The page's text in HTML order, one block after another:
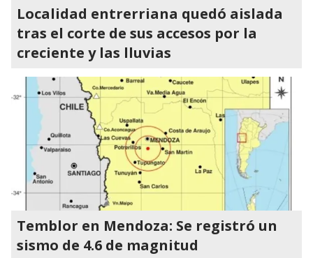
Localidad entrerriana quedó aislada
tras el corte de sus accesos por la
creciente y las lluvias
Temblor en Mendoza: Se registró un
sismo de 4.6 de magnitud